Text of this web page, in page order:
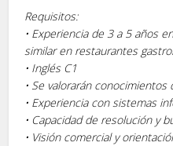
Requisitos:
• Experiencia de 3 a 5 años
similar en restaurantes
• Inglés C1
• Se valorarán conocimientos
• Experiencia con sistemas
• Capacidad de resolución y
• Visión comercial y